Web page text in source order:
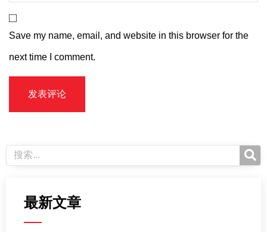
Save my name, email, and website in this browser for the
next time I comment.
最新文章